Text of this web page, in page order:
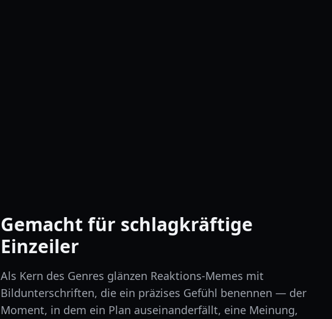
Gemacht für schlagkräftige
Einzeiler
Als Kern des Genres glänzen Reaktions-Memes mit
Bildunterschriften, die ein präzises Gefühl benennen — der
Moment, in dem ein Plan auseinanderfällt, eine Meinung,